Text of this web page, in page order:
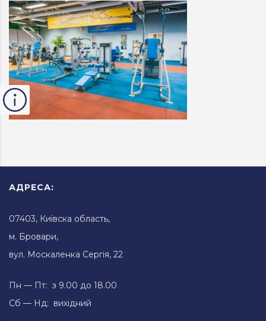
АДРЕСА:
07403, Київска область,
м. Бровари,
вул. Москаленка Сергія, 22
Пн — Пт: з 9.00 до 18.00
Сб — Нд: вихідний